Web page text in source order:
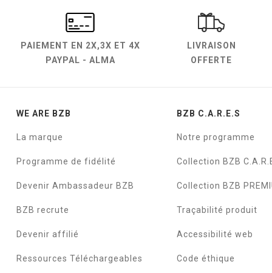
PAIEMENT EN 2X,3X ET 4X
PAYPAL - ALMA
LIVRAISON
OFFERTE
WE ARE BZB
La marque
Programme de fidélité
Devenir Ambassadeur BZB
BZB recrute
Devenir affilié
Ressources Téléchargeables
BZB C.A.R.E.S
Notre programme
Collection BZB
Collection BZB
Traçabilité produit
Accessibilité web
Code éthique